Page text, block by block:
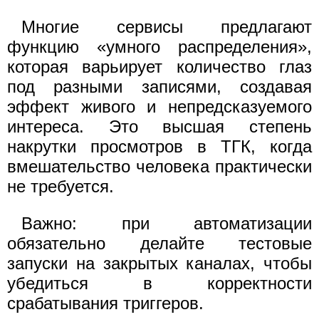
Многие сервисы предлагают
функцию «умного распределения»,
которая варьирует количество глаз
под разными записями, создавая
эффект живого и непредсказуемого
интереса. Это высшая степень
накрутки просмотров в ТГК, когда
вмешательство человека практически
не требуется.
Важно: при автоматизации
обязательно делайте тестовые
запуски на закрытых каналах, чтобы
убедиться в корректности
срабатывания триггеров.